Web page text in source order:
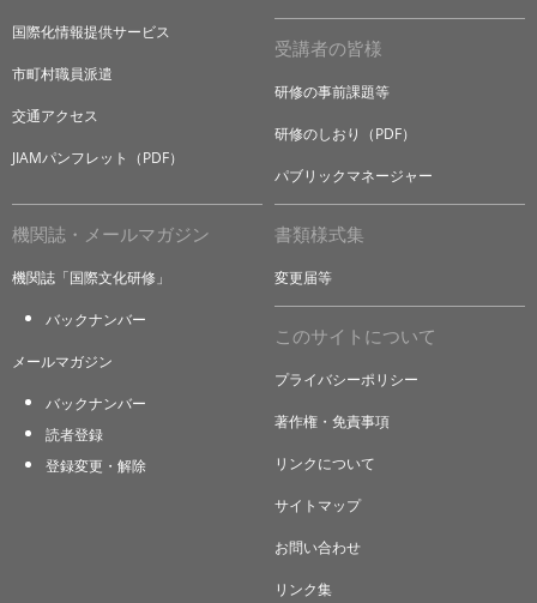
国際化情報提供サービス
市町村職員派遣
交通アクセス
JIAMパンフレット（PDF）
受講者の皆様
研修の事前課題等
研修のしおり（PDF）
パブリックマネージャー
機関誌・メールマガジン
機関誌「国際文化研修」
バックナンバー
メールマガジン
バックナンバー
読者登録
登録変更・解除
書類様式集
変更届等
このサイトについて
プライバシーポリシー
著作権・免責事項
リンクについて
サイトマップ
お問い合わせ
リンク集